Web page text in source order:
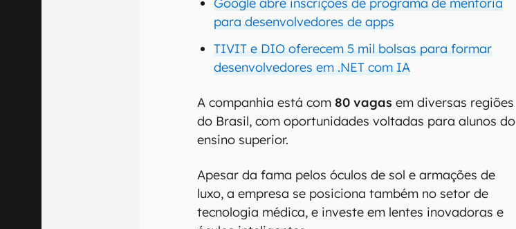
para desenvolvedores de apps
TIVIT e DIO oferecem 5 mil bolsas para formar
desenvolvedores em .NET com IA
A companhia está com 80 vagas em diversas regiões
do Brasil, com oportunidades voltadas para alunos do
ensino superior.
Apesar da fama pelos óculos de sol e armações de
luxo, a empresa se posiciona também no setor de
tecnologia médica, e investe em lentes inovadoras e